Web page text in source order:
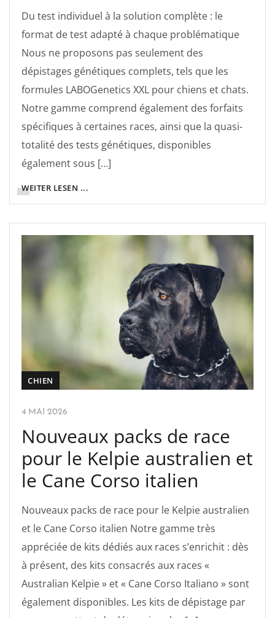
Du test individuel à la solution complète : le
format de test adapté à chaque problématique
Nous ne proposons pas seulement des
dépistages génétiques complets, tels que les
formules LABOGenetics XXL pour chiens et chats.
Notre gamme comprend également des forfaits
spécifiques à certaines races, ainsi que la quasi-
totalité des tests génétiques, disponibles
également sous […]
WEITER LESEN ...
CHIEN
4 MAI 2026
Nouveaux packs de race
pour le Kelpie australien et
le Cane Corso italien
Nouveaux packs de race pour le Kelpie australien
et le Cane Corso italien Notre gamme très
appréciée de kits dédiés aux races s’enrichit : dès
à présent, des kits consacrés aux races «
Australian Kelpie » et « Cane Corso Italiano » sont
également disponibles. Les kits de dépistage par